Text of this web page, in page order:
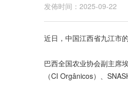
发佈时间：2025-09-22
近日，中国江西省九江市
巴西全国农业协会副主席
（CI Orgânicos）、